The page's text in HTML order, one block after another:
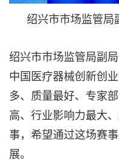
绍兴市市场监管局
绍兴市市场监管局副
中国医疗器械创新创
多、质量最好、专家
高、行业影响力最大
事，希望通过这场赛
展。